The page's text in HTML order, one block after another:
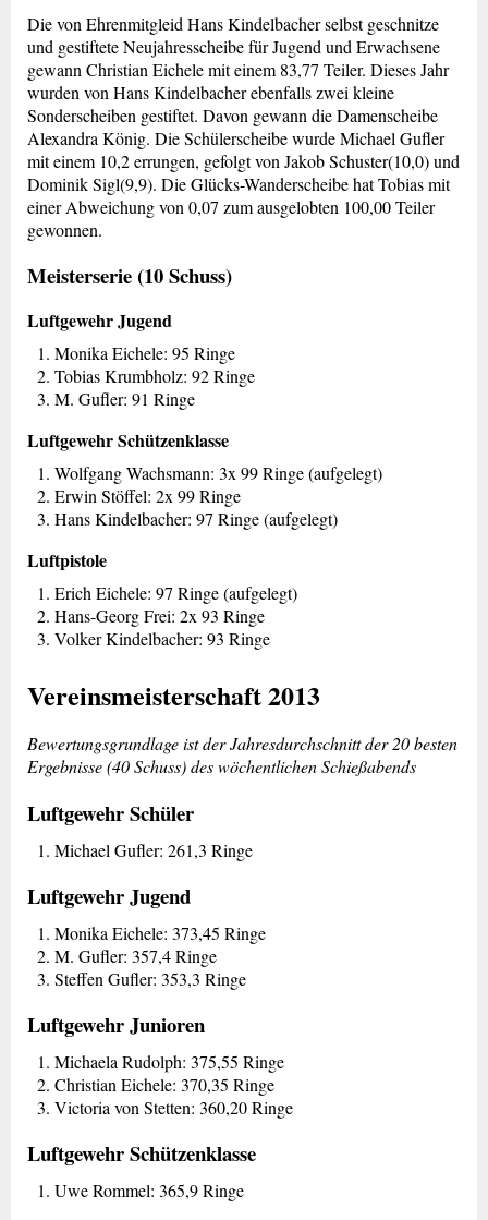
Die von Ehrenmitgleid Hans Kindelbacher selbst geschnitze
und gestiftete Neujahresscheibe für Jugend und Erwachsene
gewann Christian Eichele mit einem 83,77 Teiler. Dieses Jahr
wurden von Hans Kindelbacher ebenfalls zwei kleine
Sonderscheiben gestiftet. Davon gewann die Damenscheibe
Alexandra König. Die Schülerscheibe wurde Michael Gufler
mit einem 10,2 errungen, gefolgt von Jakob Schuster(10,0) und
Dominik Sigl(9,9). Die Glücks-Wanderscheibe hat Tobias mit
einer Abweichung von 0,07 zum ausgelobten 100,00 Teiler
gewonnen.
Meisterserie (10 Schuss)
Luftgewehr Jugend
Monika Eichele: 95 Ringe
Tobias Krumbholz: 92 Ringe
M. Gufler: 91 Ringe
Luftgewehr Schützenklasse
Wolfgang Wachsmann: 3x 99 Ringe (aufgelegt)
Erwin Stöffel: 2x 99 Ringe
Hans Kindelbacher: 97 Ringe (aufgelegt)
Luftpistole
Erich Eichele: 97 Ringe (aufgelegt)
Hans-Georg Frei: 2x 93 Ringe
Volker Kindelbacher: 93 Ringe
Vereinsmeisterschaft 2013
Bewertungsgrundlage ist der Jahresdurchschnitt der 20 besten
Ergebnisse (40 Schuss) des wöchentlichen Schießabends
Luftgewehr Schüler
Michael Gufler: 261,3 Ringe
Luftgewehr Jugend
Monika Eichele: 373,45 Ringe
M. Gufler: 357,4 Ringe
Steffen Gufler: 353,3 Ringe
Luftgewehr Junioren
Michaela Rudolph: 375,55 Ringe
Christian Eichele: 370,35 Ringe
Victoria von Stetten: 360,20 Ringe
Luftgewehr Schützenklasse
Uwe Rommel: 365,9 Ringe